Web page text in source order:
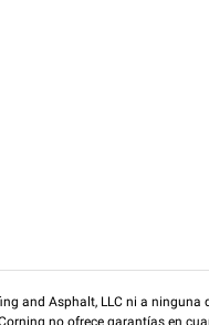
and Asphalt, LLC ni a ninguna